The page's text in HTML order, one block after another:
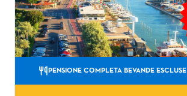
PENSIONE COMPLETA BEVANDE ESCLUSE